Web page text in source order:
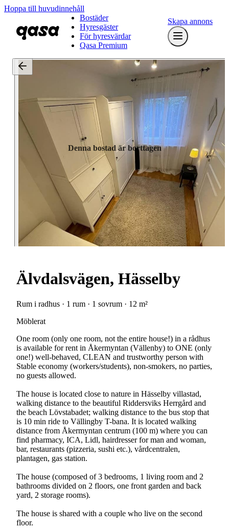
Hoppa till huvudinnehåll
Bostäder
Hyresgäster
För hyresvärdar
Qasa Premium
Skapa annons
Denna bostad är borttagen
Älvdalsvägen, Hässelby
Rum i radhus · 1 rum · 1 sovrum · 12 m²
Möblerat
One room (only one room, not the entire house!) in a rådhus
is available for rent in Åkermyntan (Vällenby) to ONE (only
one!) well-behaved, CLEAN and trustworthy person with
Stable economy (workers/students), non-smokers, no parties,
no guests allowed.
The house is located close to nature in Hässelby villastad,
walking distance to the beautiful Riddersviks Herrgård and
the beach Lövstabadet; walking distance to the bus stop that
is 10 min ride to Vällingby T-bana. It is located walking
distance from Åkermyntan centrum (100 m) where you can
find pharmacy, ICA, Lidl, hairdresser for man and woman,
bar, restaurants (pizzeria, sushi etc.), vårdcentralen,
plantagen, gas station.
The house (composed of 3 bedrooms, 1 living room and 2
bathrooms divided on 2 floors, one front garden and back
yard, 2 storage rooms).
The house is shared with a couple who live on the second
floor.